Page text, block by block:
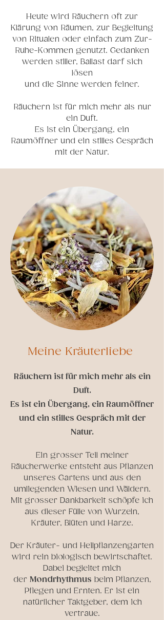
Heute wird Räuchern oft zur
Klärung von Räumen, zur Begleitung
von Ritualen oder einfach zum Zur-
Ruhe-Kommen genutzt. Gedanken
werden stiller, Ballast darf sich
lösen
und die Sinne werden feiner.
Räuchern ist für mich mehr als nur
ein Duft.
Es ist ein Übergang, ein
Raumöffner und ein stilles Gespräch
mit der Natur.
Meine Kräuterliebe
Räuchern ist für mich mehr als ein
Duft.
Es ist ein Übergang, ein Raumöffner
und ein stilles Gespräch mit der
Natur.
Ein grosser Teil meiner
Räucherwerke entsteht aus Pflanzen
unseres Gartens und aus den
umliegenden Wiesen und Wäldern.
Mit grosser Dankbarkeit schöpfe ich
aus dieser Fülle von Wurzeln,
Kräuter, Blüten und Harze.
Der Kräuter- und Heilpflanzengarten
wird rein biologisch bewirtschaftet.
Dabei begleitet mich
der Mondrhythmus beim Pflanzen,
Pflegen und Ernten. Er ist ein
natürlicher Taktgeber, dem ich
vertraue.